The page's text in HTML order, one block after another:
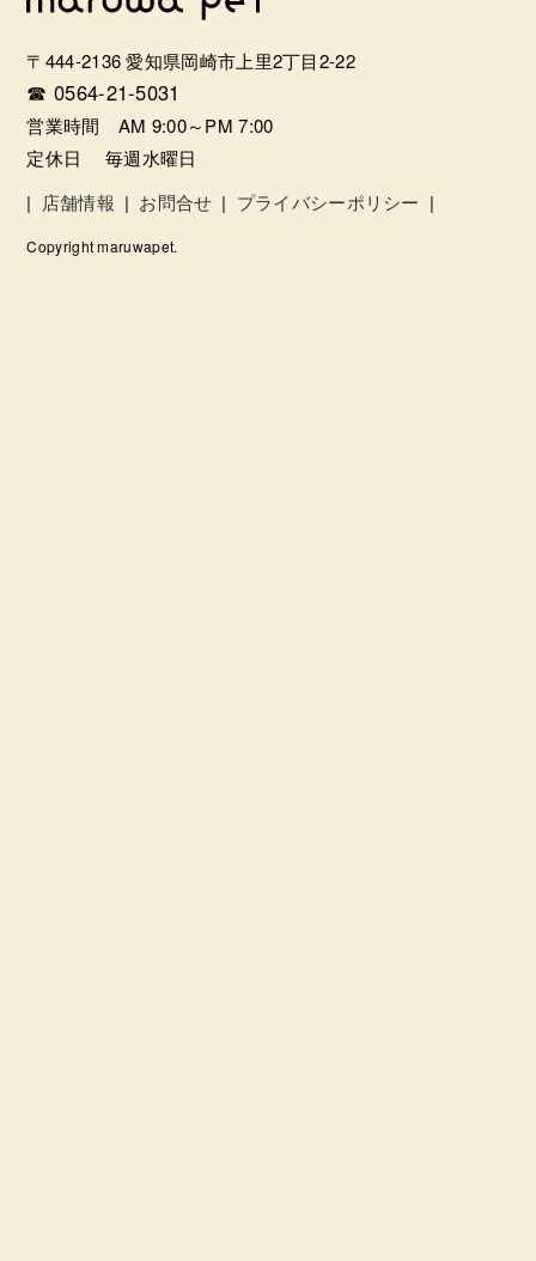
〒444-2136 愛知県岡崎市上里2丁目2-22
☎ 0564-21-5031
営業時間 AM 9:00～PM 7:00
定休日 毎週水曜日
| 店舗情報 | お問合せ | プライバシーポリシー |
Copyright maruwapet.